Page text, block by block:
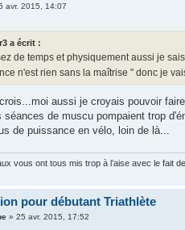
avr. 2015, 14:07
a écrit :
de temps et physiquement aussi je
n'est rien sans la maîtrise " donc je
aussi je croyais pouvoir
séances de muscu pompaient trop
de puissance en vélo, loin de là...
vous ont tous mis trop à l’aise avec le fait
pour débutant Triathlète
» 25 avr. 2015, 17:52